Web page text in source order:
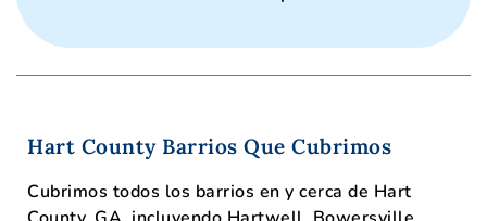
Hart County Barrios Que Cubrimos
Cubrimos todos los barrios en y cerca de Hart